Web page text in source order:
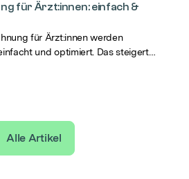
für Ärzt:innen: einfach &
für Ärzt:innen werden
und optimiert. Das steigert
Alle Artikel